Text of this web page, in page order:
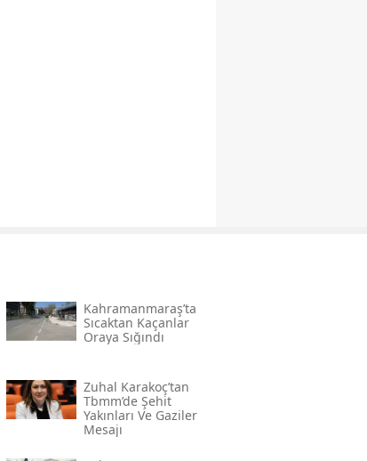
Kahramanmaraş’ta
Sıcaktan Kaçanlar
Oraya Sığındı
Zuhal Karakoç’tan
Tbmm’de Şehit
Yakınları Ve Gaziler
Mesajı